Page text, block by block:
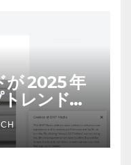
が 2025 年
レンドに |